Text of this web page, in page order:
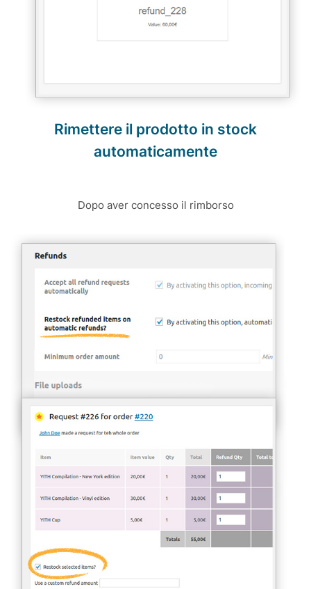
Rimettere il prodotto in stock
automaticamente
Dopo aver concesso il rimborso